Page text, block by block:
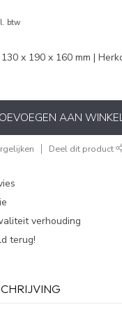
btw
x 190 x 160 mm |
AAN
Deel dit product
verhouding
terug!